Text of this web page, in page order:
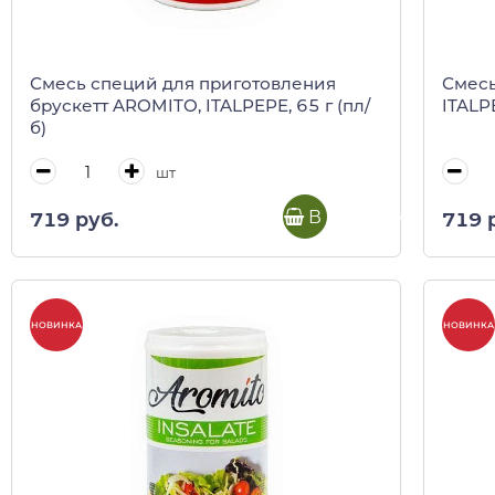
Смесь специй для приготовления
брускетт AROMITO, ITALPEPE, 65 г (пл/
б)
шт
719 руб. В корзину 719
НОВИНКА НОВИНКА